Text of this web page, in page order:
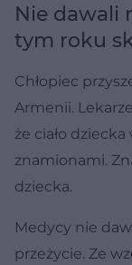
Nie dawali
tym roku
Chłopiec
Armenii.
że ciało
znamionami.
dziecka.
Medycy nie
przeżycie. Ze